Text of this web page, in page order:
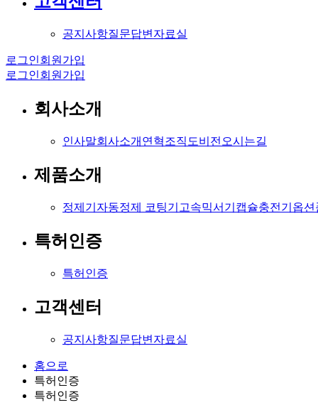
공지사항질문답변 자료실
로그인회원가입
로그인회원가입
회사소개
인사말회사소개 연혁조직도비전 오시는길
제품소개
정제기 자동정제 코팅기 고속믹서기 캡슐충전기 옵션
특허인증
특허인증
고객센터
공지사항질문답변 자료실
홈으로
특허인증
특허인증